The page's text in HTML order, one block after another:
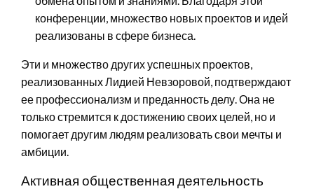
конференции, множество новых проектов и идей
реализованы в сфере бизнеса.
Эти и множество других успешных проектов,
реализованных Лидией Невзоровой, подтверждают
ее профессионализм и преданность делу. Она не
только стремится к достижению своих целей, но и
помогает другим людям реализовать свои мечты и
амбиции.
Активная общественная деятельность